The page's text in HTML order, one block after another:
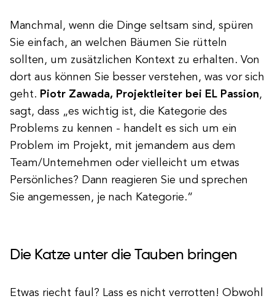
Manchmal, wenn die Dinge seltsam sind, spüren
Sie einfach, an welchen Bäumen Sie rütteln
sollten, um zusätzlichen Kontext zu erhalten. Von
dort aus können Sie besser verstehen, was vor sich
geht. Piotr Zawada, Projektleiter bei EL Passion,
sagt, dass „es wichtig ist, die Kategorie des
Problems zu kennen - handelt es sich um ein
Problem im Projekt, mit jemandem aus dem
Team/Unternehmen oder vielleicht um etwas
Persönliches? Dann reagieren Sie und sprechen
Sie angemessen, je nach Kategorie.“
Die Katze unter die Tauben bringen
Etwas riecht faul? Lass es nicht verrotten! Obwohl